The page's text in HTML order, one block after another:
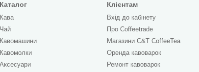
Каталог
Кава
Чай
Кавомашини
Кавомолки
Аксесуари
Клієнтам
Вхід до кабінету
Про Сoffeetrade
Магазини C&T CoffeeTea
Оренда кавоварок
Ремонт кавоварок